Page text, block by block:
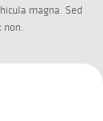
magna. Sed
non.